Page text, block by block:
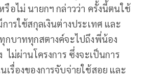
อไม่ นายกฯ กล่าวว่า ครั้งนี้ตนใช้
ารใช้สกุลเงินต่างประเทศ และ
กบาททุกสตางค์จะไปถึงพี่น้อง
ไม่ผ่านโครงการ ซึ่งจะเป็นการ
เรื่องของการจับจ่ายใช้สอย และ